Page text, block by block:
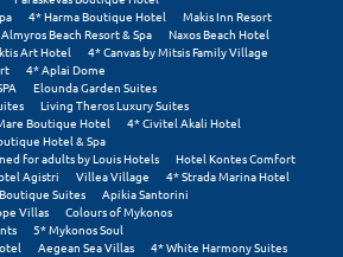
4* Harma Boutique Hotel
Makis Inn Resort
Beach Resort & Spa
Naxos Beach Hotel
Art Hotel
4* Canvas by Mitsis Family Village
4* Aplai Dome
Elounda Garden Suites
Living Theros Luxury Suites
Boutique Hotel
4* Civitel Akali Hotel
Hotel & Spa
for adults by Louis Hotels
Hotel Kontes Comfort
Agistri Villea Village
4* Strada Marina Hotel
Suites
Apikia Santorini
Villas
Colours of Mykonos
5* Mykonos Soul
Aegean Sea Villas
4* White Harmony Suites